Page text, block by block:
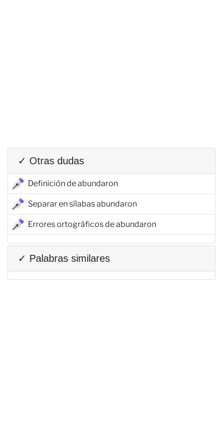
✓ Otras dudas
Definición de abundaron
Separar en sílabas abundaron
Errores ortográficos de abundaron
✓ Palabras similares